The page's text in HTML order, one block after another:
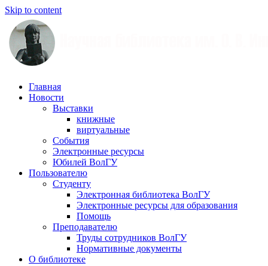
Skip to content
Научная
библиотека
Иншакова
Главная
Новости
Выставки
книжные
виртуальные
События
Электронные ресурсы
Юбилей ВолГУ
Пользователю
Студенту
Электронная библиотека ВолГУ
Электронные ресурсы для образования
Помощь
Преподавателю
Труды сотрудников ВолГУ
Нормативные документы
О библиотеке